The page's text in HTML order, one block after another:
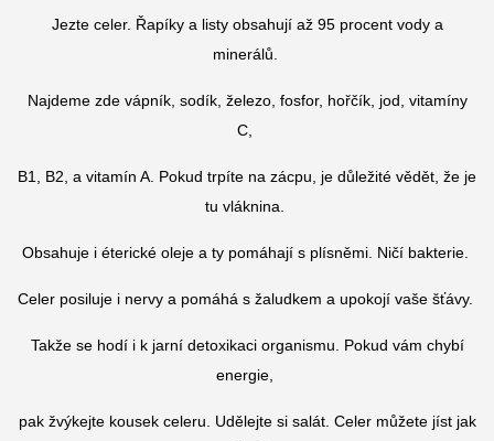
Jezte celer. Řapíky a listy obsahují až 95 procent vody a
minerálů.
Najdeme zde vápník, sodík, železo, fosfor, hořčík, jod, vitamíny
C,
B1, B2, a vitamín A. Pokud trpíte na zácpu, je důležité vědět, že je
tu vláknina.
Obsahuje i éterické oleje a ty pomáhají s plísněmi. Ničí bakterie.
Celer posiluje i nervy a pomáhá s žaludkem a upokojí vaše šťávy.
Takže se hodí i k jarní detoxikaci organismu. Pokud vám chybí
energie,
pak žvýkejte kousek celeru. Udělejte si salát. Celer můžete jíst jak